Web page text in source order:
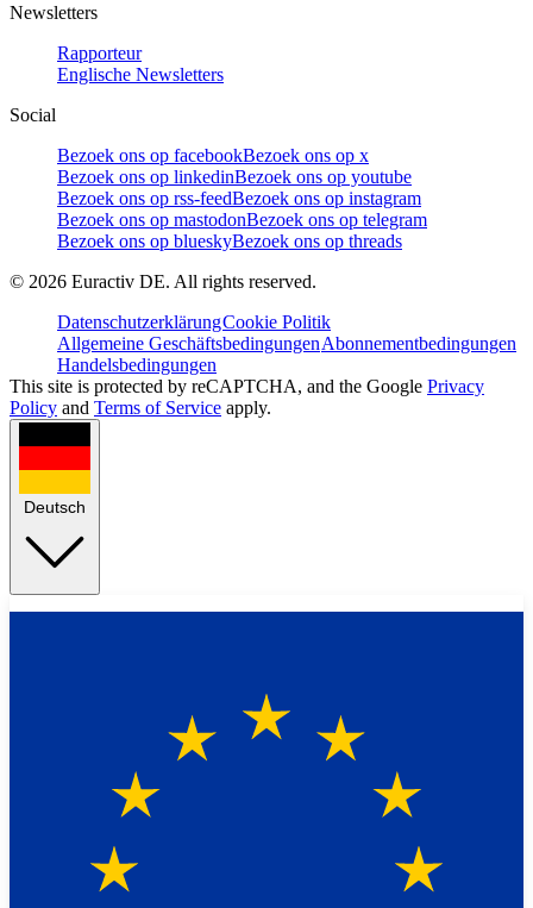
Newsletters
Rapporteur
Englische Newsletters
Social
Bezoek ons op facebookBezoek ons op x
Bezoek ons op linkedinBezoek ons op youtube
Bezoek ons op rss-feedBezoek ons op instagram
Bezoek ons op mastodonBezoek ons op telegram
Bezoek ons op blueskyBezoek ons op threads
© 2026 Euractiv DE. All rights reserved.
DatenschutzerklärungCookie Politik
Allgemeine GeschäftsbedingungenAbonnementbedingungen
Handelsbedingungen
This site is protected by reCAPTCHA, and the Google Privacy
Policy and Terms of Service apply.
Deutsch